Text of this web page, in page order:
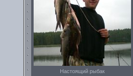
Настоящий рыбак